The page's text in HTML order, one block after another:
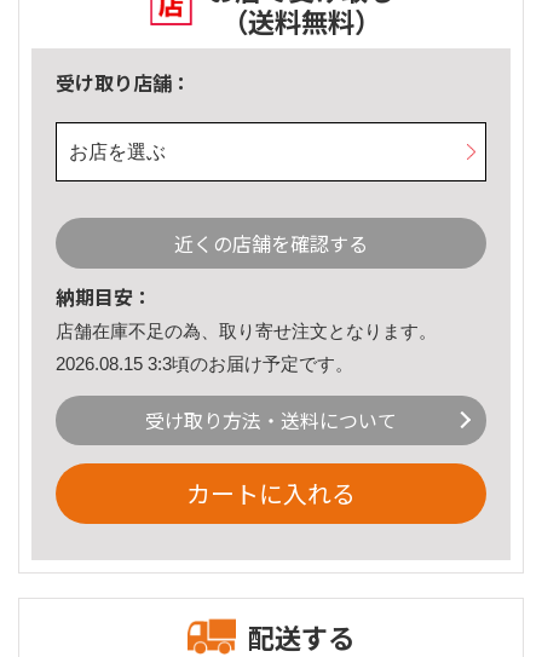
（送料無料）
受け取り店舗：
お店を選ぶ
近くの店舗を確認する
納期目安：
店舗在庫不足の為、取り寄せ注文となります。
2026.08.15 3:3頃のお届け予定です。
受け取り方法・送料について
カートに入れる
配送する